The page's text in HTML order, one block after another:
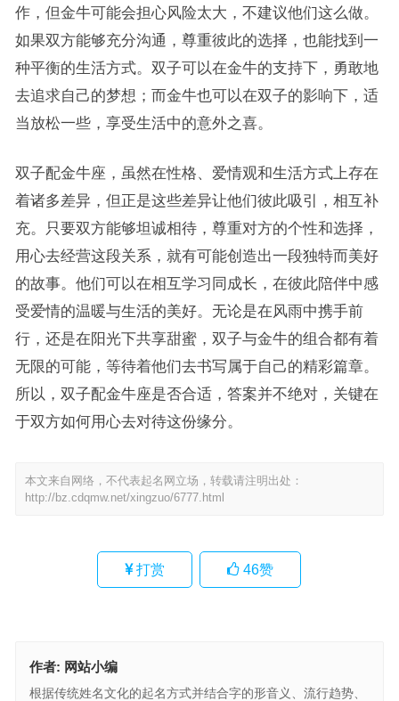
作，但金牛可能会担心风险太大，不建议他们这么做。
如果双方能够充分沟通，尊重彼此的选择，也能找到一
种平衡的生活方式。双子可以在金牛的支持下，勇敢地
去追求自己的梦想；而金牛也可以在双子的影响下，适
当放松一些，享受生活中的意外之喜。
双子配金牛座，虽然在性格、爱情观和生活方式上存在
着诸多差异，但正是这些差异让他们彼此吸引，相互补
充。只要双方能够坦诚相待，尊重对方的个性和选择，
用心去经营这段关系，就有可能创造出一段独特而美好
的故事。他们可以在相互学习同成长，在彼此陪伴中感
受爱情的温暖与生活的美好。无论是在风雨中携手前
行，还是在阳光下共享甜蜜，双子与金牛的组合都有着
无限的可能，等待着他们去书写属于自己的精彩篇章。
所以，双子配金牛座是否合适，答案并不绝对，关键在
于双方如何用心去对待这份缘分。
本文来自网络，不代表起名网立场，转载请注明出处：
http://bz.cdqmw.net/xingzuo/6777.html
打赏 46赞
作者: 网站小编
根据传统姓名文化的起名方式并结合字的形音义、流行趋势、